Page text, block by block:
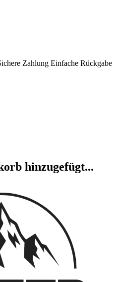
Zahlung Einfache Rückgabe
hinzugefügt...